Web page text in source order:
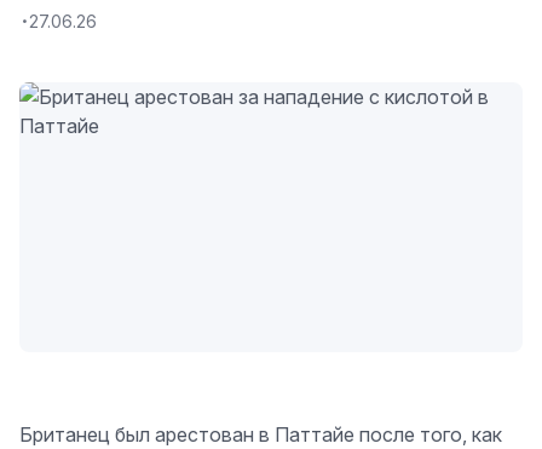
27.06.26
Британец был арестован в Паттайе после того, как